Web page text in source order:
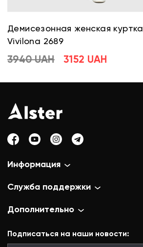
Демисезонная женская куртка
Vivilona 2689
3940 UAH 3152 UAH
Информация
Служба поддержки
Дополнительно
Подписаться на наши новости: